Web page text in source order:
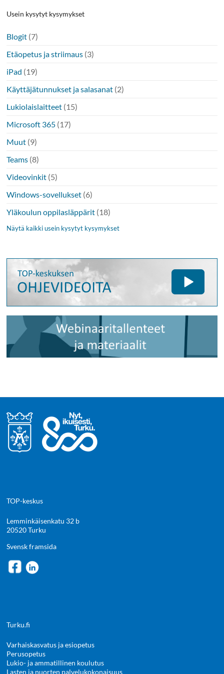
Usein kysytyt kysymykset
Blogit (7)
Etäopetus ja striimaus (3)
iPad (19)
Käyttäjätunnukset ja salasanat (2)
Lukiolaislaitteet (15)
Microsoft 365 (17)
Muut (9)
Teams (8)
Videovinkit (5)
Windows-sovellukset (6)
Yläkoulun oppilasläppärit (18)
Näytä kaikki usein kysytyt kysymykset
TOP-keskus
Lemminkäisenkatu 32 b
20520 Turku
Svensk framsida
Turku.fi
Varhaiskasvatus ja esiopetus
Perusopetus
Lukio- ja ammatillinen koulutus
Lasten ja nuorten palvelukokonaisuus